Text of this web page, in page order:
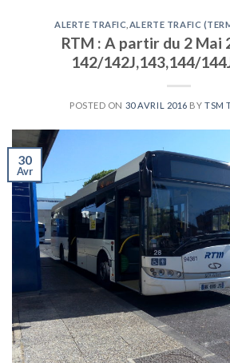
ALERTE TRAFIC ALERTE TRAFIC
RTM : A partir du 2 Mai
142/142J,143,144/
POSTED ON 30 AVRIL 2016 BYTSM
30
Avr